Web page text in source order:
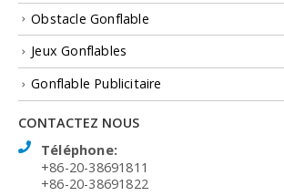
Obstacle Gonflable
Jeux Gonflables
Gonflable Publicitaire
CONTACTEZ NOUS
Téléphone:
+86-20-38691811
+86-20-38691822